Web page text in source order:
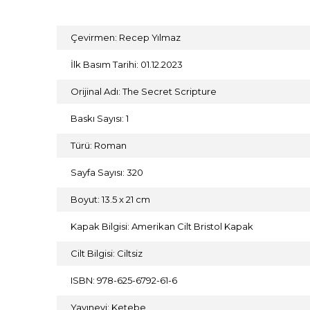
Çevirmen: Recep Yılmaz
İlk Basım Tarihi: 01.12.2023
Orijinal Adı: The Secret Scripture
Baskı Sayısı: 1
Türü: Roman
Sayfa Sayısı: 320
Boyut: 13.5 x 21 cm
Kapak Bilgisi: Amerikan Cilt Bristol Kapak
Cilt Bilgisi: Ciltsiz
ISBN: 978-625-6792-61-6
Yayınevi: Ketebe